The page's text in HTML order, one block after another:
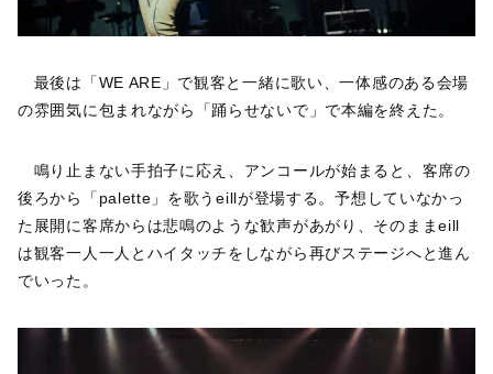
最後は「WE ARE」で観客と一緒に歌い、一体感のある会場
の雰囲気に包まれながら「踊らせないで」で本編を終えた。
鳴り止まない手拍子に応え、アンコールが始まると、客席の
後ろから「palette」を歌うeillが登場する。予想していなかっ
た展開に客席からは悲鳴のような歓声があがり、そのままeill
は観客一人一人とハイタッチをしながら再びステージへと進ん
でいった。